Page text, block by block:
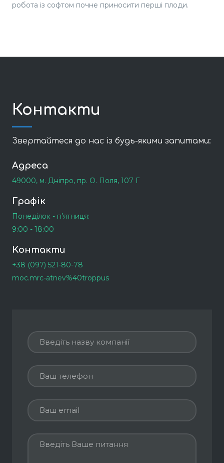
робота із софтом почне приносити перші плоди.
Контакти
Звертайтеся до нас із будь-якими запитами:
Адреса
49000, м. Дніпро, пр. О. Поля, 107 Г
Графік
Понеділок - п’ятниця:
9:00 - 18:00
Контакти
+38 (097) 521-80-78
moc.mrc-atnev%40troppus